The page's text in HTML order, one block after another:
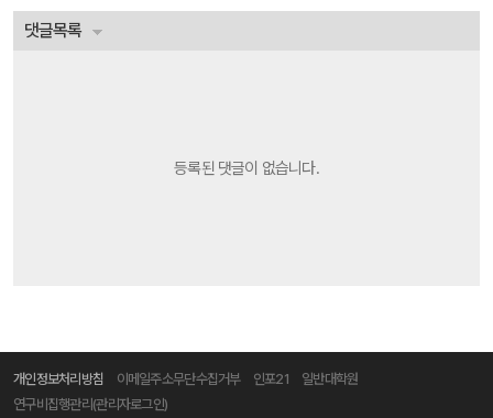
댓글목록
등록된 댓글이 없습니다.
개인정보처리방침 이메일주소무단수집거부 인포21
일반대학원
연구비집행관리(관리자로그인)